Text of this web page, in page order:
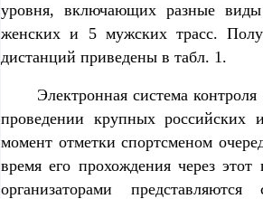
уровня, включающих разные
женских и 5 мужских трасс.
дистанций приведены в табл. 1.
Электронная система
проведении крупных российских
момент отметки спортсменом
время его прохождения через
организаторами